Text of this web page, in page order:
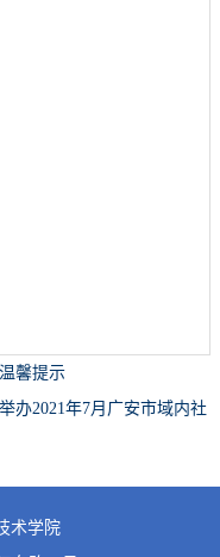
馨提示
办2021年7月广安市域内社
术学院